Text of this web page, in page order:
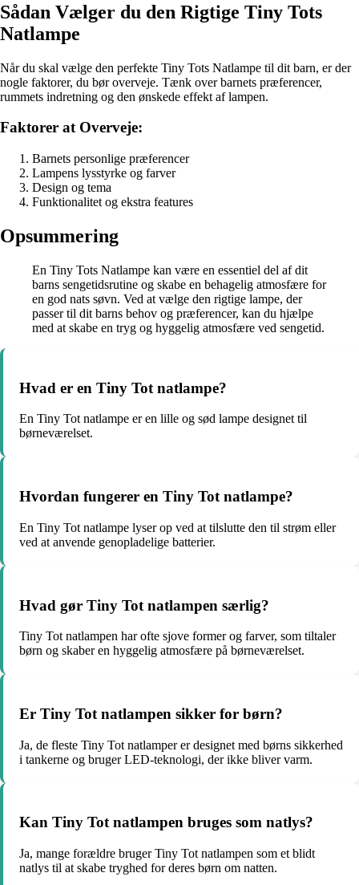
Sådan Vælger du den Rigtige Tiny Tots
Natlampe
Når du skal vælge den perfekte Tiny Tots Natlampe til dit barn, er der
nogle faktorer, du bør overveje. Tænk over barnets præferencer,
rummets indretning og den ønskede effekt af lampen.
Faktorer at Overveje:
Barnets personlige præferencer
Lampens lysstyrke og farver
Design og tema
Funktionalitet og ekstra features
Opsummering
En Tiny Tots Natlampe kan være en essentiel del af dit
barns sengetidsrutine og skabe en behagelig atmosfære for
en god nats søvn. Ved at vælge den rigtige lampe, der
passer til dit barns behov og præferencer, kan du hjælpe
med at skabe en tryg og hyggelig atmosfære ved sengetid.
Hvad er en Tiny Tot natlampe?
En Tiny Tot natlampe er en lille og sød lampe designet til
børneværelset.
Hvordan fungerer en Tiny Tot natlampe?
En Tiny Tot natlampe lyser op ved at tilslutte den til strøm eller
ved at anvende genopladelige batterier.
Hvad gør Tiny Tot natlampen særlig?
Tiny Tot natlampen har ofte sjove former og farver, som tiltaler
børn og skaber en hyggelig atmosfære på børneværelset.
Er Tiny Tot natlampen sikker for børn?
Ja, de fleste Tiny Tot natlamper er designet med børns sikkerhed
i tankerne og bruger LED-teknologi, der ikke bliver varm.
Kan Tiny Tot natlampen bruges som natlys?
Ja, mange forældre bruger Tiny Tot natlampen som et blidt
natlys til at skabe tryghed for deres børn om natten.